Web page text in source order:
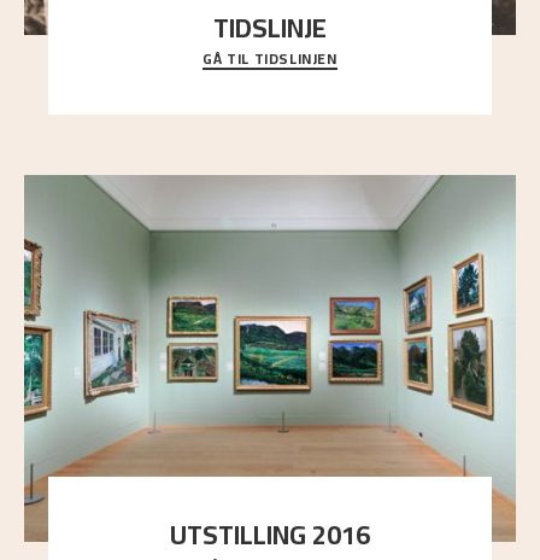
TIDSLINJE
Bli kjent med Nikolai Astrups liv, kunstnerskap og
ettermæle i en interaktiv presentasjon.
GÅ TIL TIDSLINJEN
UTSTILLING 2016